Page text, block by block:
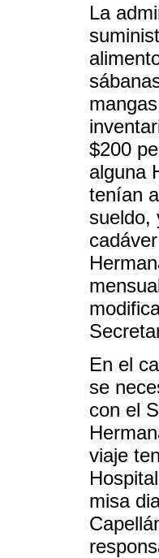
La
$200
alguna
tenían
sueldo,
En el
se
con el
viaje
misa